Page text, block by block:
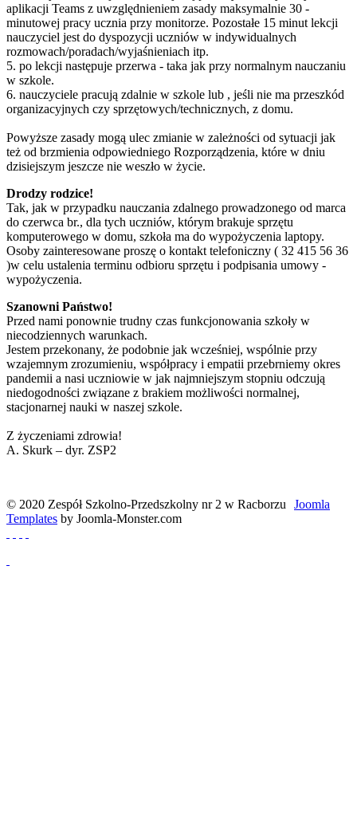
aplikacji Teams z uwzględnieniem zasady maksymalnie 30 -
minutowej pracy ucznia przy monitorze. Pozostałe 15 minut lekcji
nauczyciel jest do dyspozycji uczniów w indywidualnych
rozmowach/poradach/wyjaśnieniach itp.
5. po lekcji następuje przerwa - taka jak przy normalnym nauczaniu
w szkole.
6. nauczyciele pracują zdalnie w szkole lub , jeśli nie ma przeszkód
organizacyjnych czy sprzętowych/technicznych, z domu.
Powyższe zasady mogą ulec zmianie w zależności od sytuacji jak
też od brzmienia odpowiedniego Rozporządzenia, które w dniu
dzisiejszym jeszcze nie weszło w życie.
Drodzy rodzice!
Tak, jak w przypadku nauczania zdalnego prowadzonego od marca
do czerwca br., dla tych uczniów, którym brakuje sprzętu
komputerowego w domu, szkoła ma do wypożyczenia laptopy.
Osoby zainteresowane proszę o kontakt telefoniczny ( 32 415 56 36
)w celu ustalenia terminu odbioru sprzętu i podpisania umowy -
wypożyczenia.
Szanowni Państwo!
Przed nami ponownie trudny czas funkcjonowania szkoły w
niecodziennych warunkach.
Jestem przekonany, że podobnie jak wcześniej, wspólnie przy
wzajemnym zrozumieniu, współpracy i empatii przebrniemy okres
pandemii a nasi uczniowie w jak najmniejszym stopniu odczują
niedogodności związane z brakiem możliwości normalnej,
stacjonarnej nauki w naszej szkole.
Z życzeniami zdrowia!
A. Skurk – dyr. ZSP2
© 2020 Zespół Szkolno-Przedszkolny nr 2 w Racborzu
Joomla
Templates by Joomla-Monster.com